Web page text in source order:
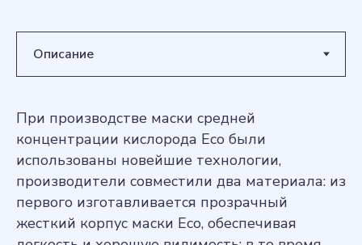
При производстве маски средней
концентрации кислорода Eco были
использованы новейшие технологии,
производители совместили два материала: из
первого изготавливается прозрачный
жесткий корпус маски Eco, обеспечивая